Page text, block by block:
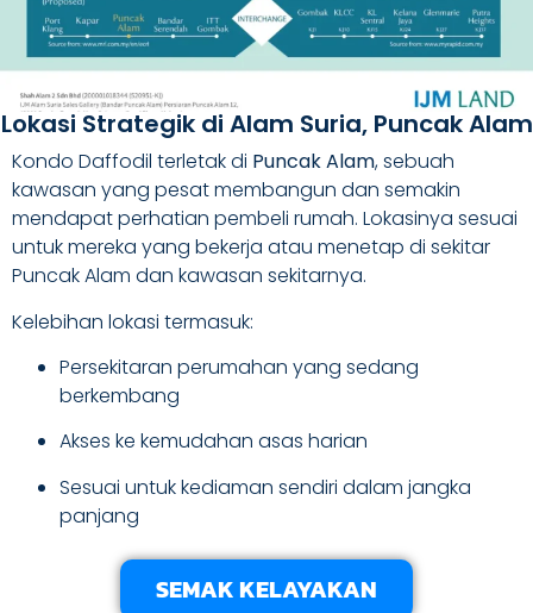
Lokasi Strategik di Alam Suria, Puncak Alam
Kondo Daffodil terletak di Puncak Alam, sebuah
kawasan yang pesat membangun dan semakin
mendapat perhatian pembeli rumah. Lokasinya sesuai
untuk mereka yang bekerja atau menetap di sekitar
Puncak Alam dan kawasan sekitarnya.
Kelebihan lokasi termasuk:
Persekitaran perumahan yang sedang
berkembang
Akses ke kemudahan asas harian
Sesuai untuk kediaman sendiri dalam jangka
panjang
SEMAK KELAYAKAN